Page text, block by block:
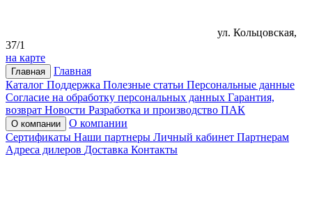
ул. Кольцовская,
37/1
на карте
Главная
Главная
Каталог Поддержка Полезные статьи Персональные данные
Согласие на обработку персональных данных Гарантия,
возврат Новости Разработка и производство ПАК
О компании
О компании
Сертификаты Наши партнеры Личный кабинет Партнерам
Адреса дилеров Доставка Контакты